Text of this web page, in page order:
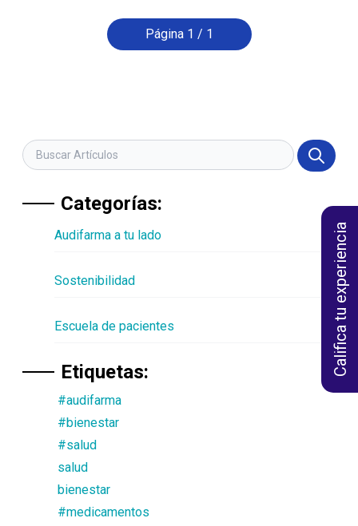
Página 1 / 1
Categorías:
Audifarma a tu lado
Sostenibilidad
Escuela de pacientes
Etiquetas:
#audifarma
#bienestar
#salud
salud
bienestar
#medicamentos
Califica tu experiencia